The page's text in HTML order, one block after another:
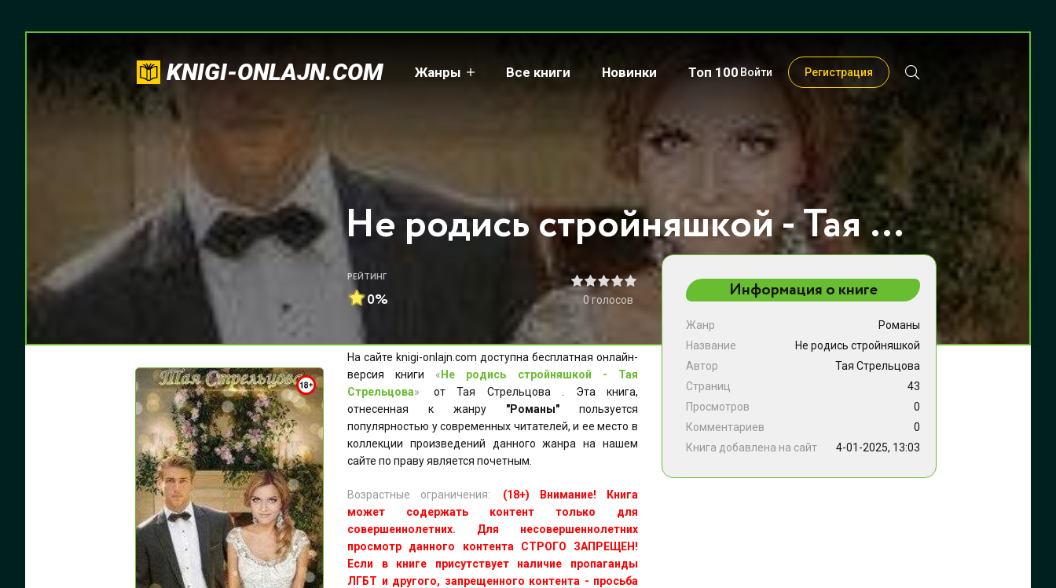
KNIGI-ONLAJN.COM Жанры Все книги Новинки Топ 100 Войти Регистрация
Не родись стройняшкой - Тая Стрельцова
РЕЙТИНГ
0% 0 голосов
На сайте knigi-onlajn.com доступна бесплатная онлайн-
версия книги « Не родись стройняшкой - Тая
Стрельцова»
от Тая Стрельцова . Эта книга,
отнесенная к жанру "Романы" пользуется
популярностью у современных читателей, и ее место в
коллекции произведений данного жанра на нашем
сайте по праву является почетным.
Возрастные ограничения:
(18+) Внимание! Книга
может содержать контент только для
совершеннолетних. Для несовершеннолетних
просмотр данного контента СТРОГО ЗАПРЕЩЕН!
Если в книге присутствует наличие пропаганды
ЛГБТ и другого, запрещенного контента - просьба
Информация о книге
Жанр
Романы
Название
Не родись стройняшкой
Автор
Тая Стрельцова
Страниц
43
Просмотров
0
Комментариев
0
Книга добавлена на сайт
4-01-2025, 13:03